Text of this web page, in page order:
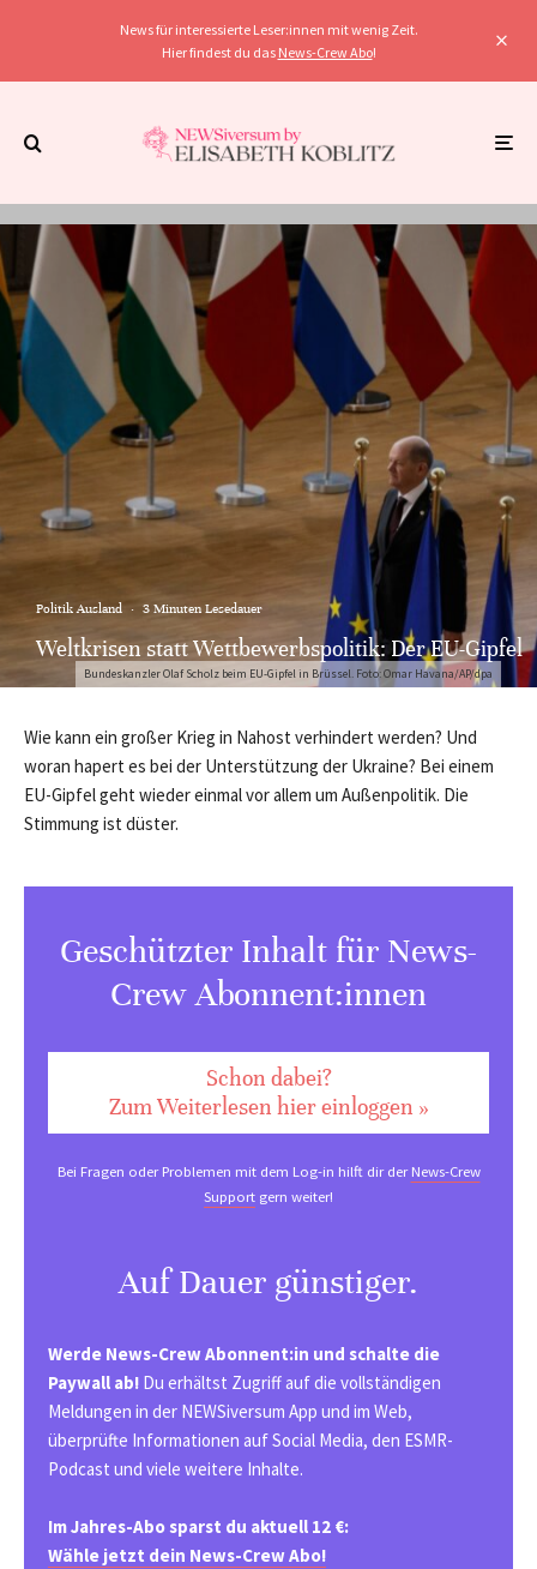
News für interessierte Leser:innen mit wenig Zeit.
Hier findest du das News-Crew Abo!
Bundeskanzler Olaf Scholz beim EU-Gipfel in Brüssel. Foto: Omar Havana/AP/dpa
Politik Ausland · 3 Minuten Lesedauer
Weltkrisen statt Wettbewerbspolitik: Der EU-Gipfel
Wie kann ein großer Krieg in Nahost verhindert werden? Und
woran hapert es bei der Unterstützung der Ukraine? Bei einem
EU-Gipfel geht wieder einmal vor allem um Außenpolitik. Die
Stimmung ist düster.
Geschützter Inhalt für News-
Crew Abonnent:innen
Schon dabei?
Zum Weiterlesen hier einloggen »
Bei Fragen oder Problemen mit dem Log-in hilft dir derNews-Crew
Support gern weiter!
Auf Dauer günstiger.
Werde News-Crew Abonnent:in und schalte die
Paywall ab! Du erhältst Zugriff auf die vollständigen
Meldungen in der NEWSiversum App und im Web,
überprüfte Informationen auf Social Media, den ESMR-
Podcast und viele weitere Inhalte.
Im Jahres-Abo sparst du aktuell 12 €:
Wähle jetzt dein News-Crew Abo!